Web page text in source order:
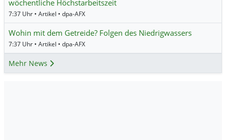
wöchentliche Höchstarbeitszeit
7:37 Uhr • Artikel • dpa-AFX
Wohin mit dem Getreide? Folgen des Niedrigwassers
7:37 Uhr • Artikel • dpa-AFX
Mehr News